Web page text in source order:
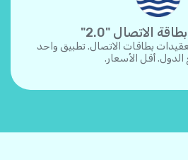
الاتصال "2.0"
بطاقات الاتصال. تطبيق واحد
أقل الأسعار.